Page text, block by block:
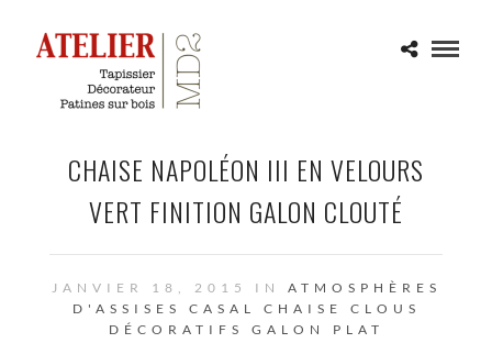
CHAISE NAPOLÉON III EN VELOURS
VERT FINITION GALON CLOUTÉ
JANVIER 18, 2015 IN ATMOSPHÈRES
D'ASSISES
CASAL CHAISE
CLOUS
DÉCORATIFS
GALON PLAT